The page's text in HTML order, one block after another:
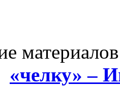
«челку» –